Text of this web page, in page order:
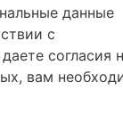
данные
с
согласия
вам